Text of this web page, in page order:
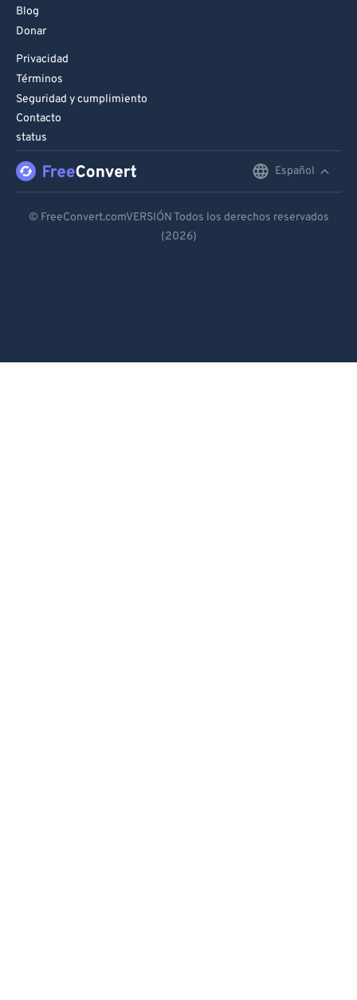
Blog
Donar
Privacidad
Términos
Seguridad y cumplimiento
Contacto
status
Español
Español
© FreeConvert.comVERSIÓN Todos los derechos reservados
(2026)